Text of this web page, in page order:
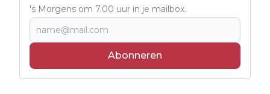
's Morgens om 7.00 uur in je mailbox.
Abonneren